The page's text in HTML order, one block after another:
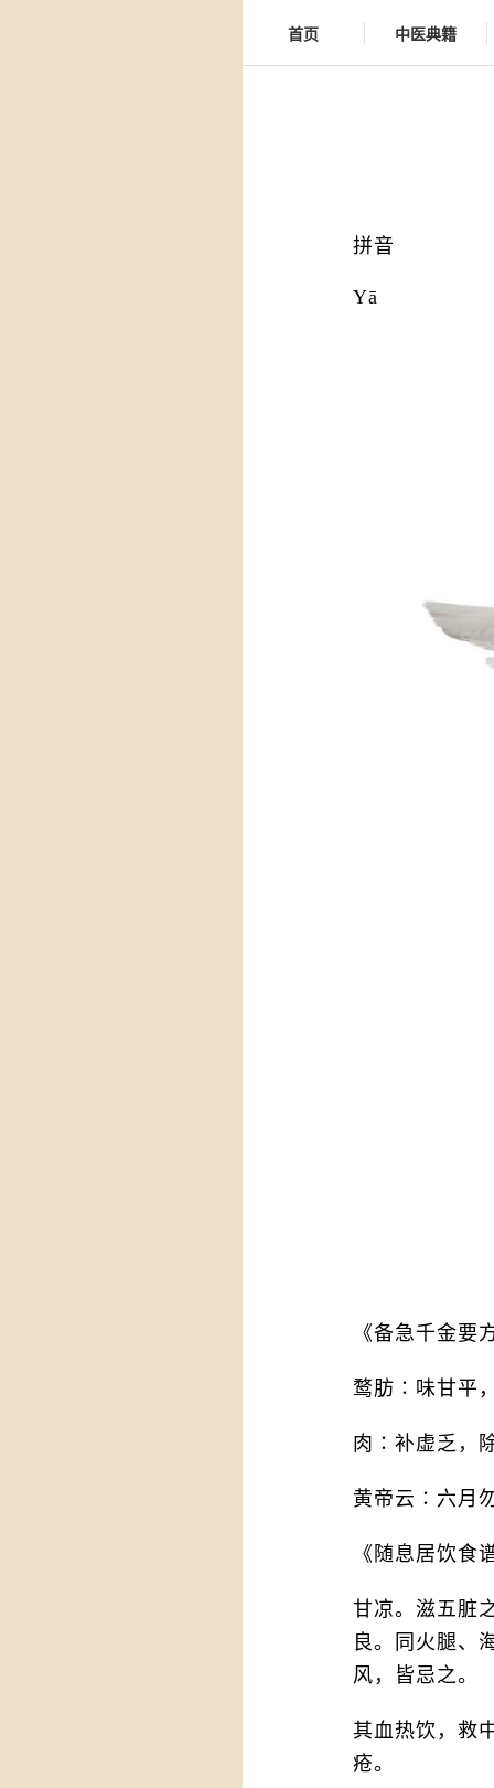
首页 中医典籍
拼音
Yā
《备急千金要
鹜肪∶味甘平
肉∶补虚乏，
黄帝云∶六月
《随息居饮食
甘凉。滋五脏
良。同火腿、
风，皆忌之。
其血热饮，救
疮。